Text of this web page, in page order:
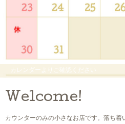
カレンダーよりご確認ください
Welcome!
カウンターのみの小さなお店です。落ち